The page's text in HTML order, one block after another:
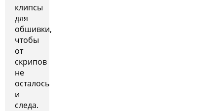
клипсы
для
обшивки,
чтобы
от
скрипов
не
осталось
и
следа.